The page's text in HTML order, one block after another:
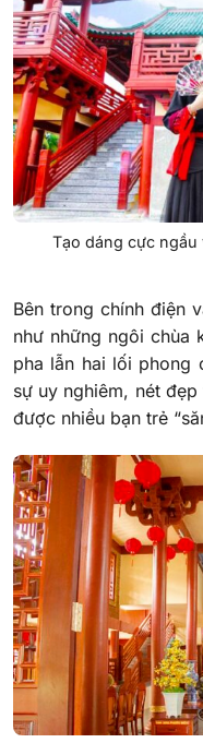
Tạo dáng cực
Bên trong chính điện
như những ngôi chùa
pha lẫn hai lối phong
sự uy nghiêm, nét
được nhiều bạn trẻ